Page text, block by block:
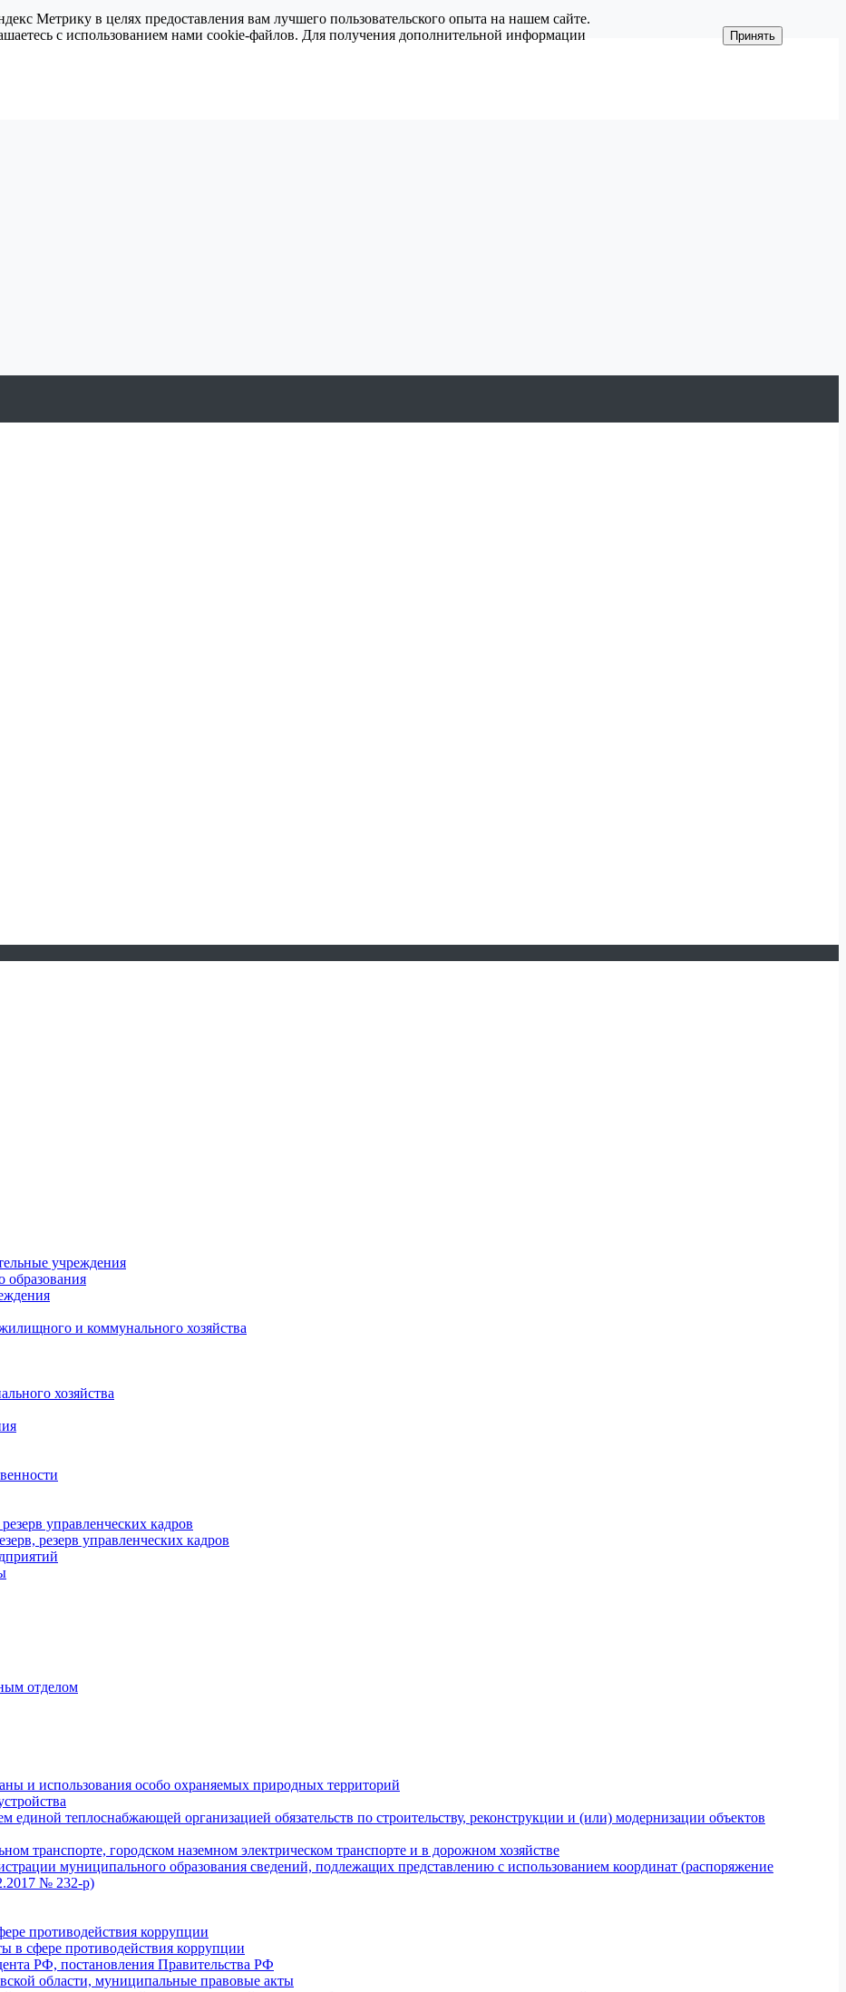
учреждения
образования
и коммунального хозяйства
хозяйства
управленческих кадров
резерв управленческих кадров
отделом
и использования особо охраняемых природных территорий
теплоснабжающей организацией обязательств по строительству, реконструкции и (или) модернизации объектов
транспорте, городском наземном электрическом транспорте и в дорожном хозяйстве
муниципального образования сведений, подлежащих представлению с использованием координат (распоряжение
№ 232-р)
противодействия коррупции
в сфере противодействия коррупции
РФ, постановления Правительства РФ
области, муниципальные правовые акты
Метрику в целях предоставления вам лучшего пользовательского опыта на нашем сайте.
с использованием нами cookie-файлов. Для получения дополнительной информации
Принять